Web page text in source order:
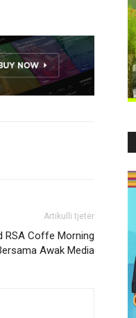
Artikulli tjetër
RSA Coffe Morning
Awak Media